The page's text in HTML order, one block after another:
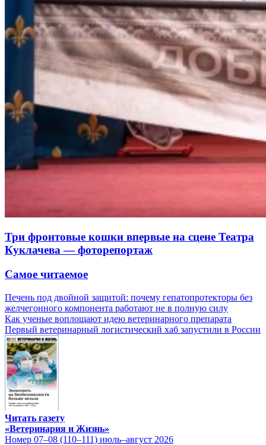
Три фронтовые кошки впервые на сцене Театра
Куклачева — фоторепортаж
Самое читаемое
Печень под двойной защитой: почему гепатопротекторы без
желчегонного компонента работают не в полную силу
Как ученые воплощают идею ветеринарного препарата
Первый ветеринарный логистический хаб запустили в России
Читать газету
«Ветеринария и Жизнь»
Номер 07–08 (110–111) июль–август 2026